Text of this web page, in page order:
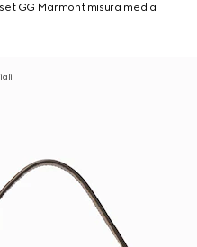
GG Marmont misura media